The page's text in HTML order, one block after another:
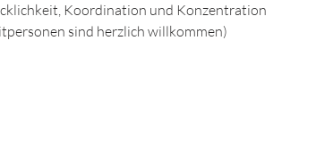
Koordination und Konzentration
sind herzlich willkommen)